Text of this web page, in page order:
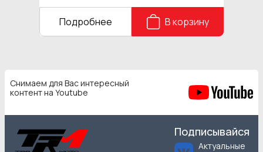
Подробнее В корзину
Снимаем для Вас интересный
контент на Youtube
Подписывайся
Актуальные